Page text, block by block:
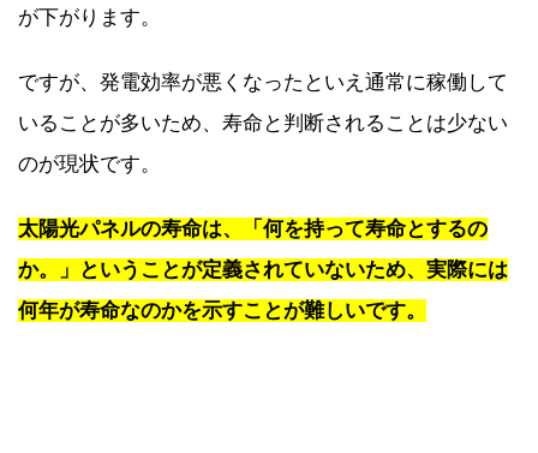
が下がります。
ですが、発電効率が悪くなったといえ通常に稼働して
いることが多いため、寿命と判断されることは少ない
のが現状です。
太陽光パネルの寿命は、「何を持って寿命とするの
か。」ということが定義されていないため、実際には
何年が寿命なのかを示すことが難しいです。